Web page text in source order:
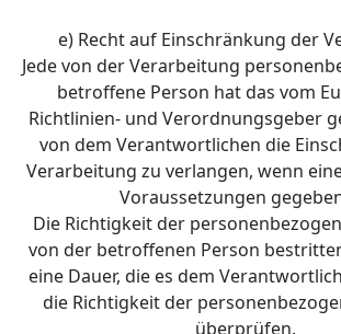
e) Recht auf Einschränkung der
Jede von der Verarbeitung
betroffene Person hat das vom
Richtlinien- und Verordnungsgeber
von dem Verantwortlichen die
Verarbeitung zu verlangen, wenn
Voraussetzungen
Die Richtigkeit der
von der betroffenen Person
eine Dauer, die es dem
die Richtigkeit der
überprüfen.